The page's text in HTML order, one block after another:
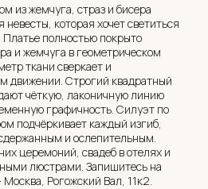
из жемчуга, страз и бисера
которая хочет светиться
полностью покрыто
и жемчуга в геометрическом
ткани сверкает и
движении. Строгий квадратный
чёткую, лаконичную линию
графичность. Силуэт по
подчёркивает каждый изгиб,
и ослепительным.
церемоний, свадеб в отелях и
люстрами. Запишитесь на
Рогожский Вал, 11к2.